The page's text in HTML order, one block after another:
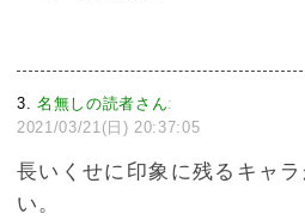
3 名無しの読者さん:
2021/03/21(日) 20:37:05
長いくせに印象に残るキャ
い。